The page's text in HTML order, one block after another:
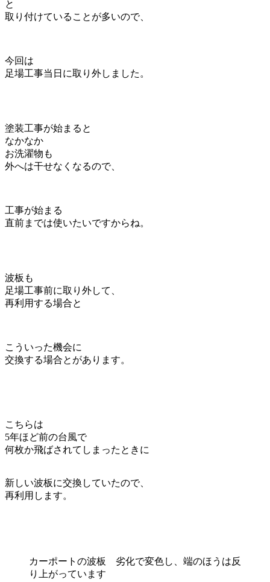
と
取り付けていることが多いので、
今回は
足場工事当日に取り外しました。
塗装工事が始まると
なかなか
お洗濯物も
外へは干せなくなるので、
工事が始まる
直前までは使いたいですからね。
波板も
足場工事前に取り外して、
再利用する場合と
こういった機会に
交換する場合とがあります。
こちらは
5年ほど前の台風で
何枚か飛ばされてしまったときに
新しい波板に交換していたので、
再利用します。
カーポートの波板 劣化で変色し、端のほうは反
り上がっています